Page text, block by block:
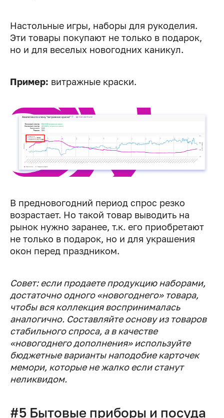
Настольные игры, наборы для рукоделия.
Эти товары покупают не только в подарок,
но и для веселых новогодних каникул.
Пример: витражные краски.
В предновогодний период спрос резко
возрастает. Но такой товар выводить на
рынок нужно заранее, т.к. его приобретают
не только в подарок, но и для украшения
окон перед праздником.
Совет: если продаете продукцию наборами,
достаточно одного «новогоднего» товара,
чтобы вся коллекция воспринималась
аналогично. Составляйте основу из товаров
стабильного спроса, а в качестве
«новогоднего дополнения» используйте
бюджетные варианты наподобие карточек
мемори, которые не жалко если станут
неликвидом.
#5 Бытовые приборы и посуда